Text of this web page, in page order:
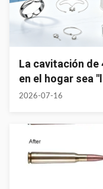
La cavitación de
en el hogar sea
2026-07-16